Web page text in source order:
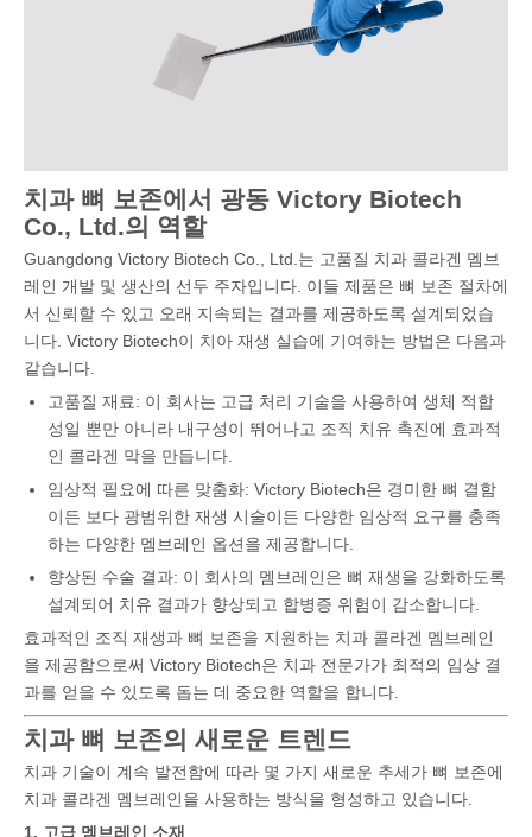
치과 뼈 보존에서 광동 Victory Biotech
Co., Ltd.의 역할
Guangdong Victory Biotech Co., Ltd.는 고품질 치과 콜라겐 멤브
레인 개발 및 생산의 선두 주자입니다. 이들 제품은 뼈 보존 절차에
서 신뢰할 수 있고 오래 지속되는 결과를 제공하도록 설계되었습
니다. Victory Biotech이 치아 재생 실습에 기여하는 방법은 다음과
같습니다.
고품질 재료: 이 회사는 고급 처리 기술을 사용하여 생체 적합
성일 뿐만 아니라 내구성이 뛰어나고 조직 치유 촉진에 효과적
인 콜라겐 막을 만듭니다.
임상적 필요에 따른 맞춤화: Victory Biotech은 경미한 뼈 결함
이든 보다 광범위한 재생 시술이든 다양한 임상적 요구를 충족
하는 다양한 멤브레인 옵션을 제공합니다.
향상된 수술 결과: 이 회사의 멤브레인은 뼈 재생을 강화하도록
설계되어 치유 결과가 향상되고 합병증 위험이 감소합니다.
효과적인 조직 재생과 뼈 보존을 지원하는 치과 콜라겐 멤브레인
을 제공함으로써 Victory Biotech은 치과 전문가가 최적의 임상 결
과를 얻을 수 있도록 돕는 데 중요한 역할을 합니다.
치과 뼈 보존의 새로운 트렌드
치과 기술이 계속 발전함에 따라 몇 가지 새로운 추세가 뼈 보존에
치과 콜라겐 멤브레인을 사용하는 방식을 형성하고 있습니다.
1. 고급 멤브레인 소재